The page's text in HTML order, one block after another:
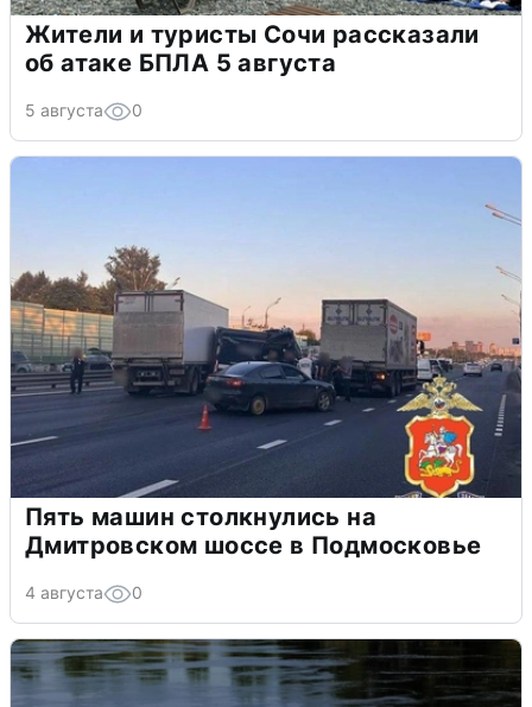
Жители и туристы Сочи рассказали
об атаке БПЛА 5 августа
5 августа 0
Пять машин столкнулись на
Дмитровском шоссе в Подмосковье
4 августа 0